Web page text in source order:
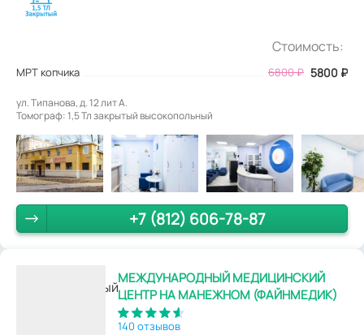
Стоимость:
МРТ копчика 6800₽ 5800 ₽
ул. Типанова, д. 12 лит А.
Томограф: 1,5 Тл закрытый высокопольный
+7 (812) 606-78-87
МЕЖДУНАРОДНЫЙ МЕДИЦИНСКИЙ
ЦЕНТР НА МАНЕЖНОМ (ФАЙНМЕДИК)
140 отзывов